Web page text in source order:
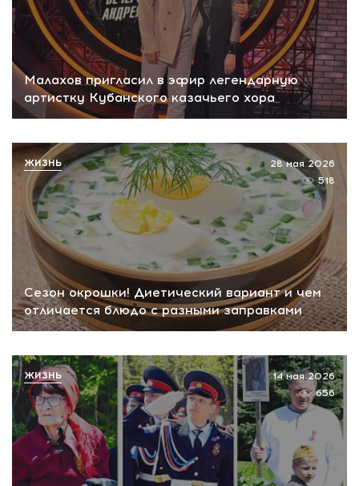
Малахов пригласил в эфир легендарную
артистку Кубанского казачьего хора
Сезон окрошки! Диетический вариант и чем
отличается блюдо с разными заправками
28 мая 2026
518
ЖИЗНЬ
14 мая 2026
656
ЖИЗНЬ